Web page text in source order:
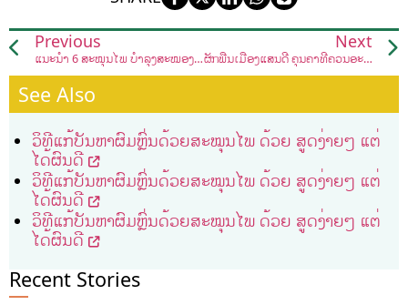
Previous
ແນະນຳ 6 ສະໝຸນໄພ ບຳລຸງສະໝອງ ຊ່ວຍຄວາມຈື່ຈຳ
Next
ຜັກພື້ນເມືອງແສນດີ ຄຸນຄ່າທີ່ຄວນອະນຸຮັກໄວ້
See Also
ວິທີແກ້ບັນຫາຜົມຫຼົ່ນດ້ວຍສະໝຸນໄພ ດ້ວຍ ສູດງ່າຍໆ ແຕ່
ໄດ້ຜົນດີ
ວິທີແກ້ບັນຫາຜົມຫຼົ່ນດ້ວຍສະໝຸນໄພ ດ້ວຍ ສູດງ່າຍໆ ແຕ່
ໄດ້ຜົນດີ
ວິທີແກ້ບັນຫາຜົມຫຼົ່ນດ້ວຍສະໝຸນໄພ ດ້ວຍ ສູດງ່າຍໆ ແຕ່
ໄດ້ຜົນດີ
Recent Stories